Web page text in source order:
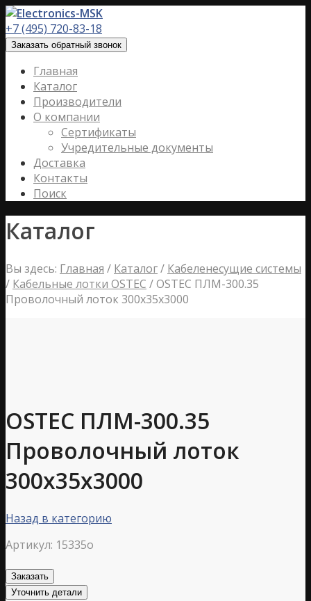
+7 (495) 720-83-18
Заказать обратный звонок
Главная
Каталог
Производители
О компании
Сертификаты
Учредительные документы
Доставка
Контакты
Поиск
Каталог
Вы здесь: Главная / Каталог/ Кабеленесущие системы
/ Кабельные лотки OSTEC /OSTEC ПЛМ-300.35
Проволочный лоток 300х35х3000
OSTEC ПЛМ-300.35
Проволочный лоток
300х35х3000
Назад в категорию
Артикул: 15335o
Заказать
Уточнить детали